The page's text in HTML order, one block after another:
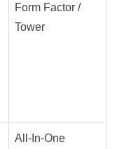
Form Factor /
Tower
All-In-One